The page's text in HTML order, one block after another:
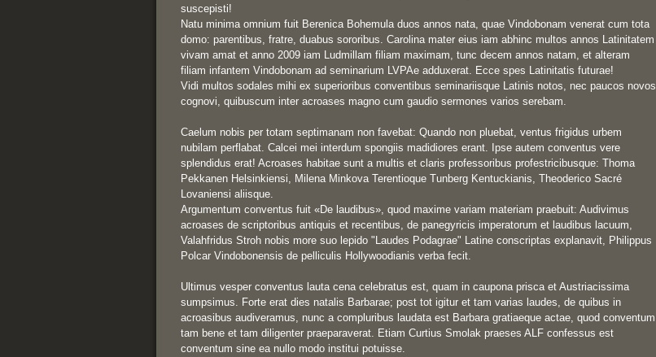
suscepisti!
Natu minima omnium fuit Berenica Bohemula duos annos nata, quae Vindobonam venerat cum tota
domo: parentibus, fratre, duabus sororibus. Carolina mater eius iam abhinc multos annos Latinitatem
vivam amat et anno 2009 iam Ludmillam filiam maximam, tunc decem annos natam, et alteram
filiam infantem Vindobonam ad seminarium LVPAe adduxerat. Ecce spes Latinitatis futurae!
Vidi multos sodales mihi ex superioribus conventibus seminariisque Latinis notos, nec paucos novos
cognovi, quibuscum inter acroases magno cum gaudio sermones varios serebam.
Caelum nobis per totam septimanam non favebat: Quando non pluebat, ventus frigidus urbem
nubilam perflabat. Calcei mei interdum spongiis madidiores erant. Ipse autem conventus vere
splendidus erat! Acroases habitae sunt a multis et claris professoribus profestricibusque: Thoma
Pekkanen Helsinkiensi, Milena Minkova Terentioque Tunberg Kentuckianis, Theoderico Sacré
Lovaniensi aliisque.
Argumentum conventus fuit «De laudibus», quod maxime variam materiam praebuit: Audivimus
acroases de scriptoribus antiquis et recentibus, de panegyricis imperatorum et laudibus lacuum,
Valahfridus Stroh nobis more suo lepido "Laudes Podagrae" Latine conscriptas explanavit, Philippus
Polcar Vindobonensis de pelliculis Hollywoodianis verba fecit.
Ultimus vesper conventus lauta cena celebratus est, quam in caupona prisca et Austriacissima
sumpsimus. Forte erat dies natalis Barbarae; post tot igitur et tam varias laudes, de quibus in
acroasibus audiveramus, nunc a compluribus laudata est Barbara gratiaeque actae, quod conventum
tam bene et tam diligenter praeparaverat. Etiam Curtius Smolak praeses ALF confessus est
conventum sine ea nullo modo institui potuisse.